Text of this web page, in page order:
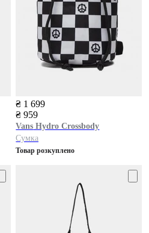
₴ 1 699
₴ 959
Vans Hydro Crossbody
Сумка
Товар розкуплено